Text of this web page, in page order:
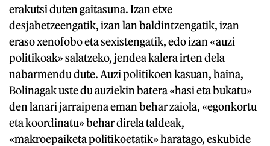
erakutsi duten gaitasuna. Izan etxe
desjabetzeengatik, izan lan baldintzengatik, izan
eraso xenofobo eta sexistengatik, edo izan «auzi
politikoak» salatzeko, jendea kalera irten dela
nabarmendu dute. Auzi politikoen kasuan, baina,
Bolinagak uste du auziekin batera «hasi eta bukatu»
den lanari jarraipena eman behar zaiola, «egonkortu
eta koordinatu» behar direla taldeak,
«makroepaiketa politikoetatik» haratago, eskubide